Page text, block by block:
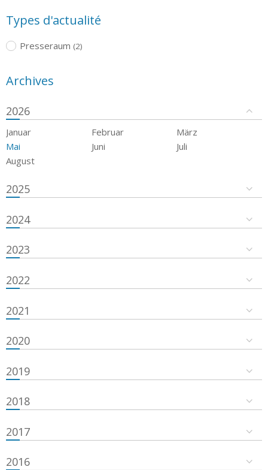
Types d'actualité
Presseraum (2)
Archives
2026
Januar Februar
März
Mai
Juni
Juli
August
2025
2024
2023
2022
2021
2020
2019
2018
2017
2016